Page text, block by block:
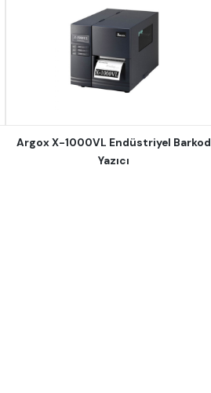
Argox X-1000VL Endüstriyel Barkod
Yazıcı